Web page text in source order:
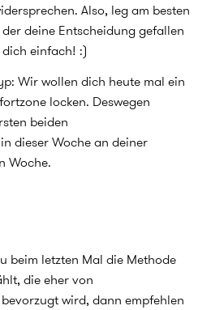
Also, leg am besten
deine Entscheidung gefallen
einfach! :)
Wir wollen dich heute mal ein
locken. Deswegen
beiden
dieser Woche an deiner
Woche.
beim letzten Mal die Methode
die eher von
wird, dann empfehlen